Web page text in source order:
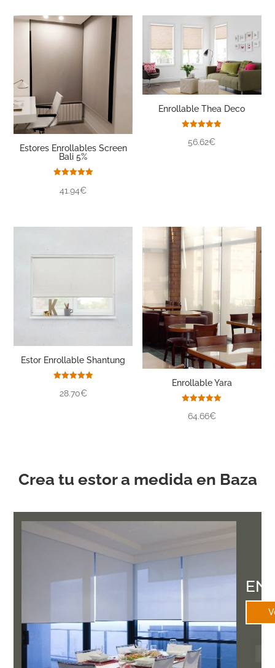
Estores Enrollables Screen
Bali 5%
con
41.94€
Enrollable Thea Deco
con
56.62€
Estor Enrollable Shantung
con
28.70€
Enrollable Yara
con
64.66€
Crea tu estor a medida en Baza